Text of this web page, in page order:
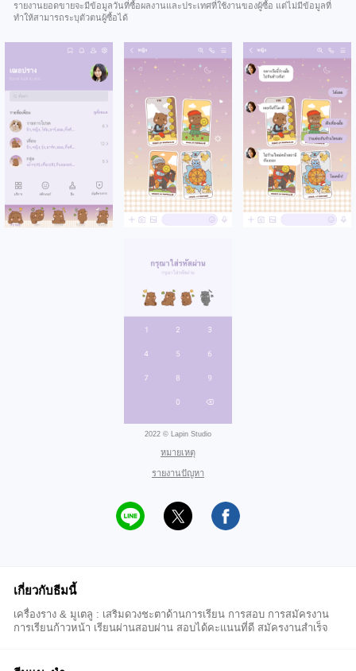
รายงานยอดขายจะมีข้อมูลวันที่ซื้อผลงานและประเทศที่ใช้งานของผู้ซื้อ แต่ไม่มีข้อมูลที่
ทำให้สามารถระบุตัวตนผู้ซื้อได้
2022 © Lapin Studio
หมายเหตุ
รายงานปัญหา
เกี่ยวกับธีมนี้
เครื่องราง & มูเตลู : เสริมดวงชะตาด้านการเรียน การสอบ การสมัครงาน
การเรียนก้าวหน้า เรียนผ่านสอบผ่าน สอบได้คะแนนที่ดี สมัครงานสำเร็จ